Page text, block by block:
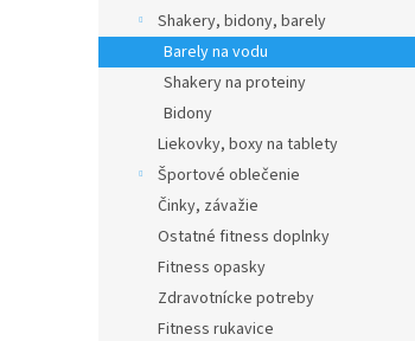
Shakery, bidony, barely
Barely na vodu
Shakery na proteiny
Bidony
Liekovky, boxy na tablety
Športové oblečenie
Činky, závažie
Ostatné fitness doplnky
Fitness opasky
Zdravotnícke potreby
Fitness rukavice